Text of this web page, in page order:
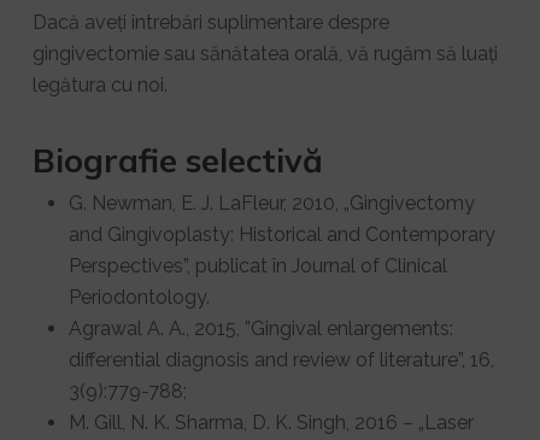
Dacă aveți întrebări suplimentare despre
gingivectomie sau sănătatea orală, vă rugăm să luați
legătura cu noi.
Biografie selectivă
G. Newman, E. J. LaFleur, 2010, „Gingivectomy
and Gingivoplasty: Historical and Contemporary
Perspectives”, publicat în Journal of Clinical
Periodontology.
Agrawal A. A., 2015, ”Gingival enlargements:
differential diagnosis and review of literature”, 16,
3(9):779-788;
M. Gill, N. K. Sharma, D. K. Singh, 2016 – „Laser